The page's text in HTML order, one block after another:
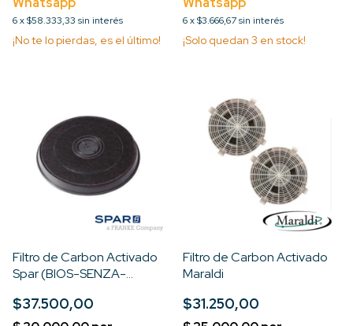
6x$58.333,33 sin interés
¡No te lo pierdas, es el último!
6x$3.666,67sin interés
¡Solo quedan 3 en stock!
Filtro de Carbon Activado
Spar (BIOS-SENZA-
$37.500,00
Filtro de Carbon Activado
Maraldi
$31.250,00